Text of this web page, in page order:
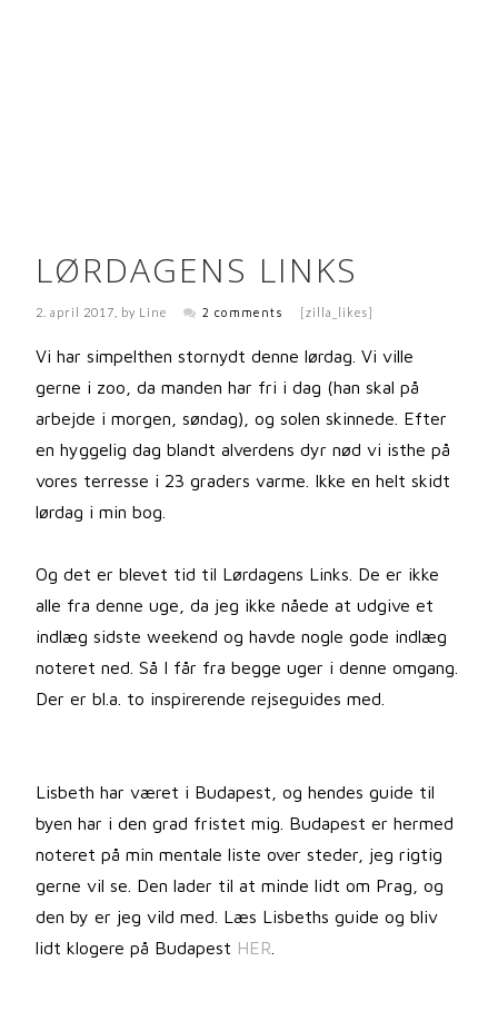
LØRDAGENS LINKS
2. april 2017 , by Line 2 comments [zilla_likes]
Vi har simpelthen stornydt denne lørdag. Vi ville
gerne i zoo, da manden har fri i dag (han skal på
arbejde i morgen, søndag), og solen skinnede. Efter
en hyggelig dag blandt alverdens dyr nød vi isthe på
vores terresse i 23 graders varme. Ikke en helt skidt
lørdag i min bog.
Og det er blevet tid til Lørdagens Links. De er ikke
alle fra denne uge, da jeg ikke nåede at udgive et
indlæg sidste weekend og havde nogle gode indlæg
noteret ned. Så I får fra begge uger i denne omgang.
Der er bl.a. to inspirerende rejseguides med.
Lisbeth har været i Budapest, og hendes guide til
byen har i den grad fristet mig. Budapest er hermed
noteret på min mentale liste over steder, jeg rigtig
gerne vil se. Den lader til at minde lidt om Prag, og
den by er jeg vild med. Læs Lisbeths guide og bliv
lidt klogere på Budapest HER